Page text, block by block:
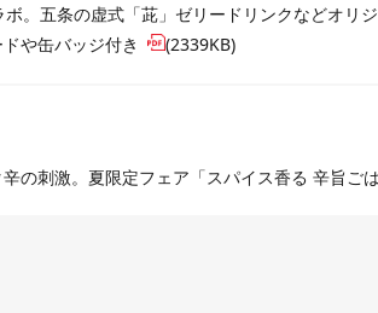
。五条の虚式「茈」ゼリードリンクなどオリ
や缶バッジ付き
(2339KB)
の刺激。夏限定フェア「スパイス香る 辛旨ご